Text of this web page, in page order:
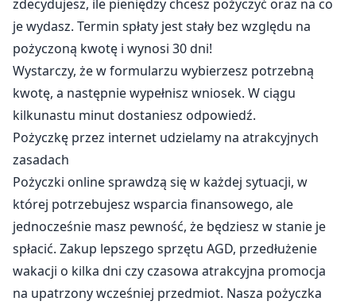
zdecydujesz, ile pieniędzy chcesz pożyczyć oraz na co
je wydasz. Termin spłaty jest stały bez względu na
pożyczoną kwotę i wynosi 30 dni!
Wystarczy, że w formularzu wybierzesz potrzebną
kwotę, a następnie wypełnisz wniosek. W ciągu
kilkunastu minut dostaniesz odpowiedź.
Pożyczkę przez internet udzielamy na atrakcyjnych
zasadach
Pożyczki online sprawdzą się w każdej sytuacji, w
której potrzebujesz wsparcia finansowego, ale
jednocześnie masz pewność, że będziesz w stanie je
spłacić. Zakup lepszego sprzętu AGD, przedłużenie
wakacji o kilka dni czy czasowa atrakcyjna promocja
na upatrzony wcześniej przedmiot. Nasza pożyczka